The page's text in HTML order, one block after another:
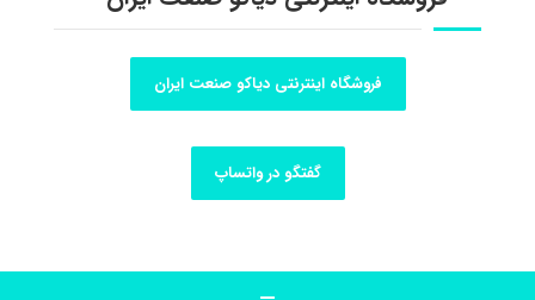
فروشگاه اینترنتی دیاکو صنعت ایران
گفتگو در واتساپ